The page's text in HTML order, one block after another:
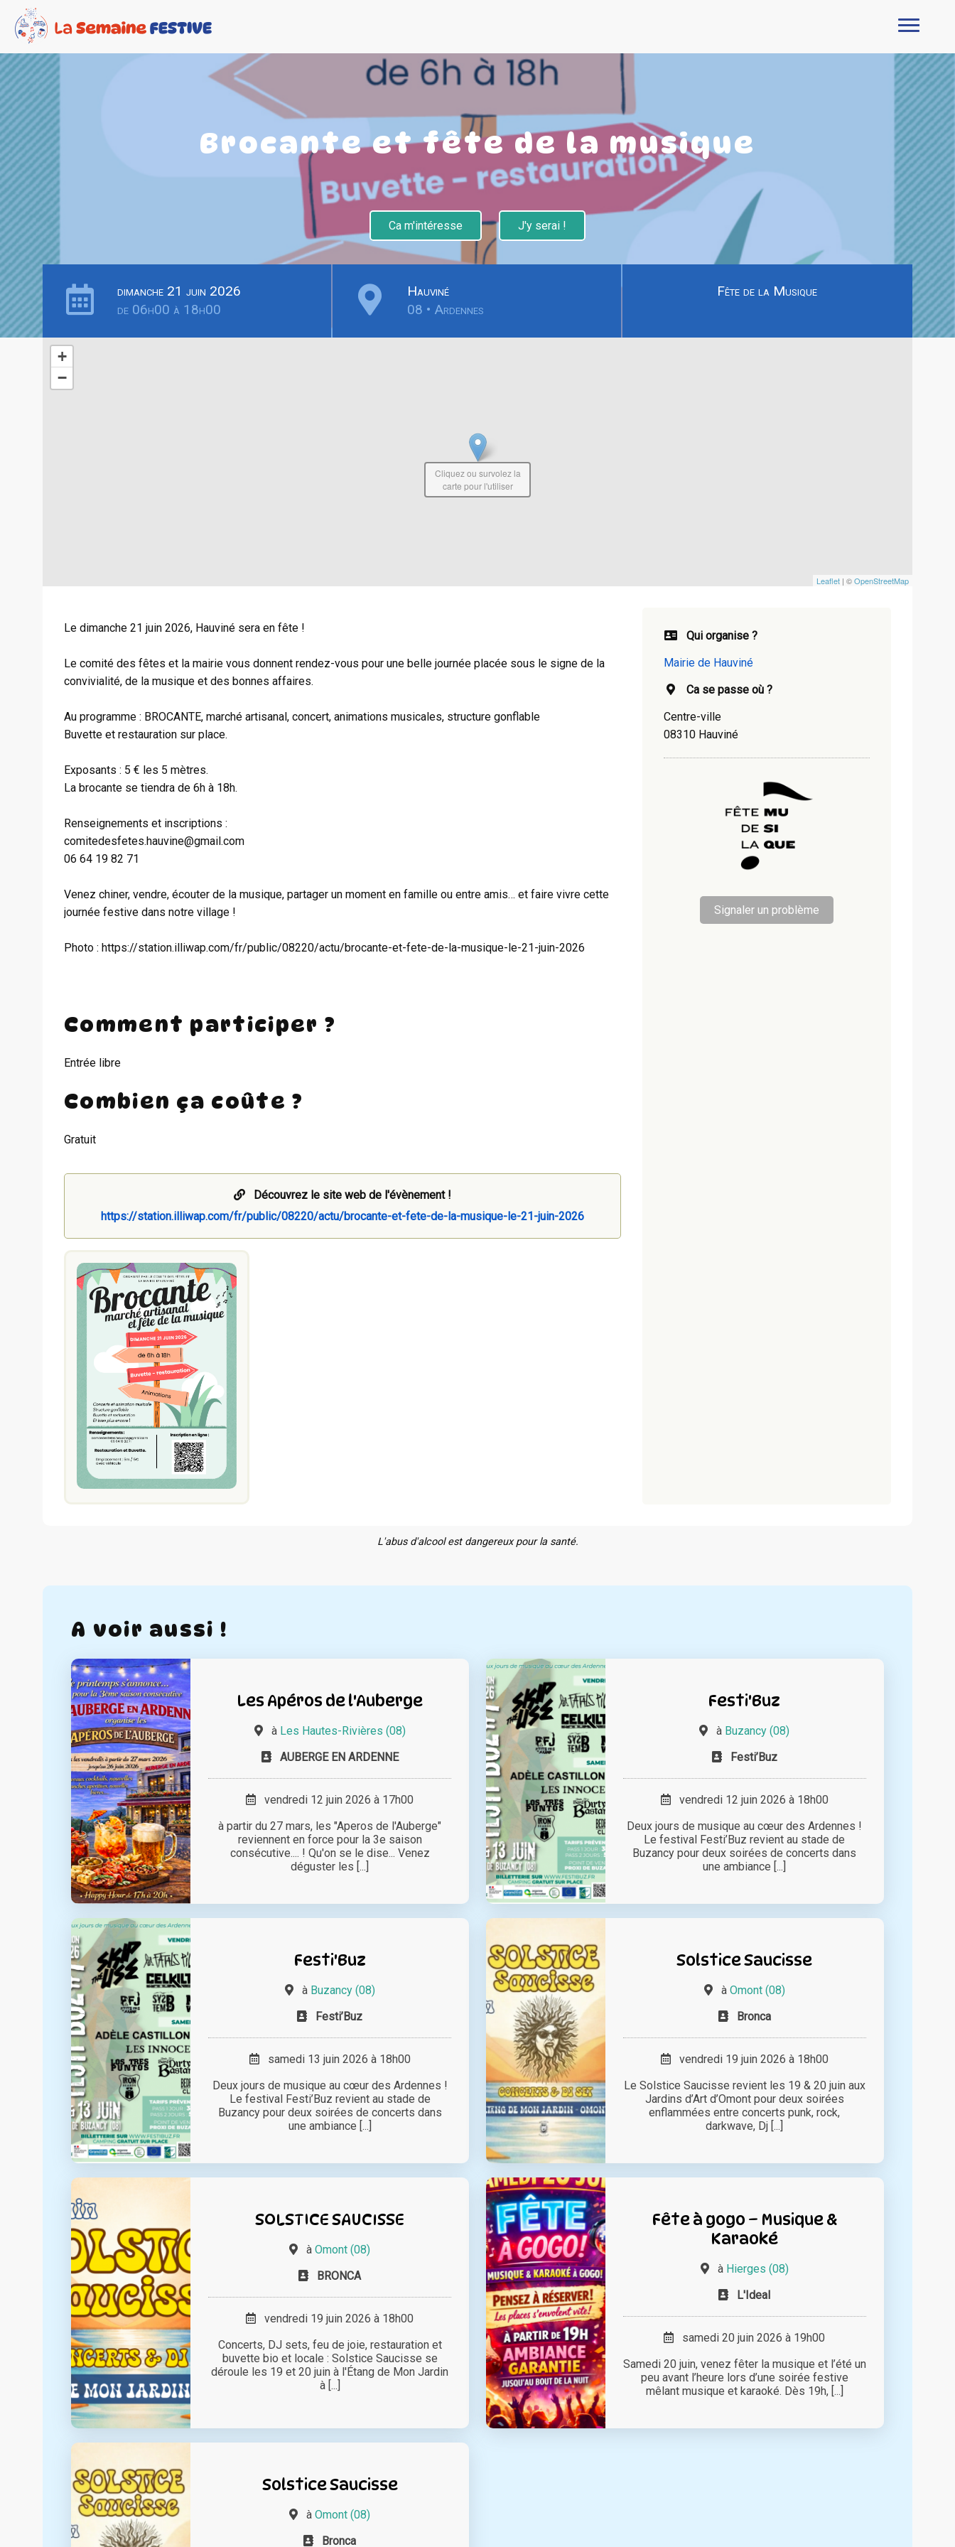
Brocante et fête de la musique
Ca m'intéresse J'y serai !
dimanche 21 juin 2026
de 06h00 à 18h00
Hauviné
08 • Ardennes
Fête de la Musique
+
−
Leaflet | ©OpenStreetMap
Cliquez ou survolez la
carte pour l'utiliser
Le dimanche 21 juin 2026, Hauviné sera en fête !
Le comité des fêtes et la mairie vous donnent rendez-vous pour une belle journée placée sous le signe de la
convivialité, de la musique et des bonnes affaires.
Au programme : BROCANTE, marché artisanal, concert, animations musicales, structure gonflable
Buvette et restauration sur place.
Exposants : 5 € les 5 mètres.
La brocante se tiendra de 6h à 18h.
Renseignements et inscriptions :
comitedesfetes.hauvine@gmail.com
06 64 19 82 71
Venez chiner, vendre, écouter de la musique, partager un moment en famille ou entre amis… et faire vivre cette
journée festive dans notre village !
Photo : https://station.illiwap.com/fr/public/08220/actu/brocante-et-fete-de-la-musique-le-21-juin-2026
Comment participer ?
Entrée libre
Combien ça coûte ?
Gratuit
Découvrez le site web de l'évènement !
https://station.illiwap.com/fr/public/08220/actu/brocante-et-fete-de-la-musique-le-21-juin-2026
Qui organise ?
Mairie de Hauviné
Ca se passe où ?
Centre-ville
08310 Hauviné
Signaler un problème
L'abus d'alcool est dangereux pour la santé.
A voir aussi !
Les Apéros de l'Auberge
à Les Hautes-Rivières (08)
AUBERGE EN ARDENNE
vendredi 12 juin 2026 à 17h00
à partir du 27 mars, les "Aperos de l'Auberge"
reviennent en force pour la 3e saison
consécutive.... ! Qu'on se le dise... Venez
déguster les [...]
Festi'Buz
à Buzancy (08)
Festi’Buz
vendredi 12 juin 2026 à 18h00
Deux jours de musique au cœur des Ardennes !
Le festival Festi’Buz revient au stade de
Buzancy pour deux soirées de concerts dans
une ambiance [...]
Festi'Buz
à Buzancy (08)
Festi’Buz
samedi 13 juin 2026 à 18h00
Deux jours de musique au cœur des Ardennes !
Le festival Festi’Buz revient au stade de
Buzancy pour deux soirées de concerts dans
une ambiance [...]
Solstice Saucisse
à Omont (08)
Bronca
vendredi 19 juin 2026 à 18h00
Le Solstice Saucisse revient les 19 & 20 juin aux
Jardins d’Art d’Omont pour deux soirées
enflammées entre concerts punk, rock,
darkwave, Dj [...]
SOLSTICE SAUCISSE
àOmont (08)
BRONCA
vendredi 19 juin 2026 à 18h00
Concerts, DJ sets, feu de joie, restauration et
buvette bio et locale : Solstice Saucisse se
déroule les 19 et 20 juin à l'Étang de Mon Jardin
à [...]
Fête à gogo – Musique &
Karaoké
à Hierges (08)
L'Ideal
samedi 20 juin 2026 à 19h00
Samedi 20 juin, venez fêter la musique et l’été un
peu avant l’heure lors d’une soirée festive
mêlant musique et karaoké. Dès 19h, [...]
Solstice Saucisse
àOmont (08)
Bronca